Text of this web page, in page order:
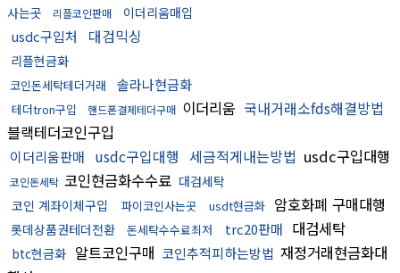
사는곳
리플코인판매 이더리움매입
usdc구입처 대검믹싱
리플현금화
코인돈세탁테더거래 솔라나현금화
테더tron구입 핸드폰결제테더구매 이더리움 국내거래소fds해결방법
블랙테더코인구입
이더리움판매 usdc구입대행 세금적게내는방법 usdc구입대행
코인돈세탁 코인현금화수수료 대검세탁
코인 계좌이체구입
파이코인사는곳 usdt현금화 암호화폐 구매대행
롯데상품권테더전환 돈세탁수수료최저 trc20판매 대검세탁
btc현금화 알트코인구매 코인추적피하는방법 재정거래현금화대